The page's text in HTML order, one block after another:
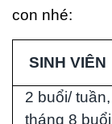
con nhé:
SINH VIÊN
2 buổi/ tuần,
tháng 8 buổi